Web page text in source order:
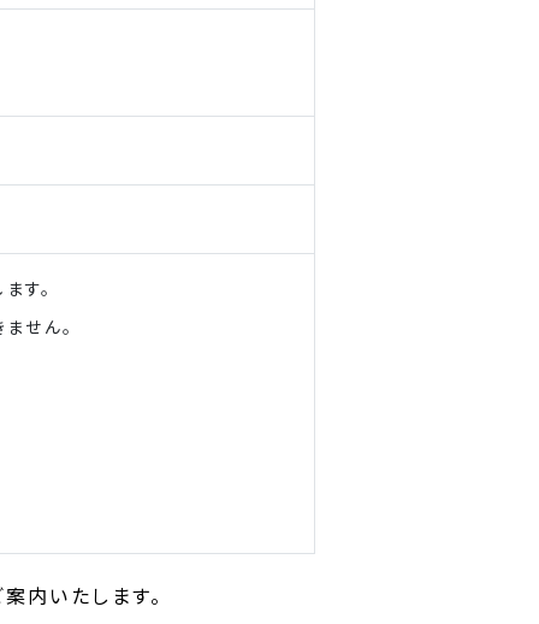
す。
せん。
内いたします。